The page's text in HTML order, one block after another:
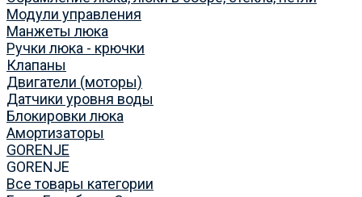
Модули управления
Манжеты люка
Ручки люка - крючки
Клапаны
Двигатели (моторы)
Датчики уровня воды
Блокировки люка
Амортизаторы
GORENJE
GORENJE
Все товары категории